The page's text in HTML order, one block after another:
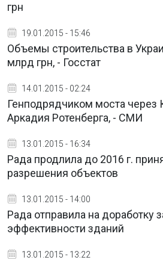
грн
19.01.2015 - 15:46
Объемы строительства в
млрд грн, - Госстат
14.01.2015 - 02:24
Генподрядчиком моста через
Аркадия Ротенберга, - СМИ
13.01.2015 - 16:34
Рада продлила до 2016 г.
разрешения объектов
13.01.2015 - 14:00
Рада отправила на доработку
эффективности зданий
13.01.2015 - 13:22